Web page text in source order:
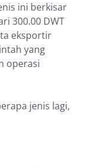
ini berkisar
300.00 DWT
eksportir
yang
operasi
jenis lagi,